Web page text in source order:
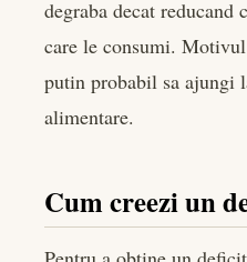
degraba decat reducand
care le consumi.
putin probabil sa ajungi
alimentare.
Cum creezi un